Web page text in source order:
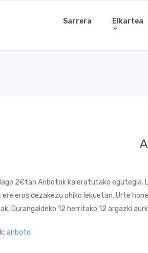
Sarrera Elkartea
2€tan Anbotok kaleratutako egutegia.
ere eros dezakezu ohiko lekuetan. Urte
Durangaldeko 12 herritako 12 argazki
anboto